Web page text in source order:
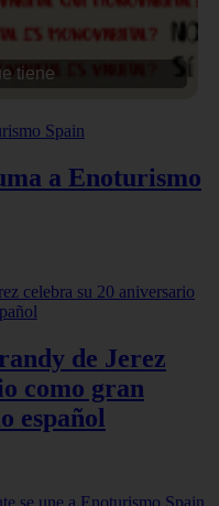
tiene
a Enoturismo
de Jerez
como gran
español